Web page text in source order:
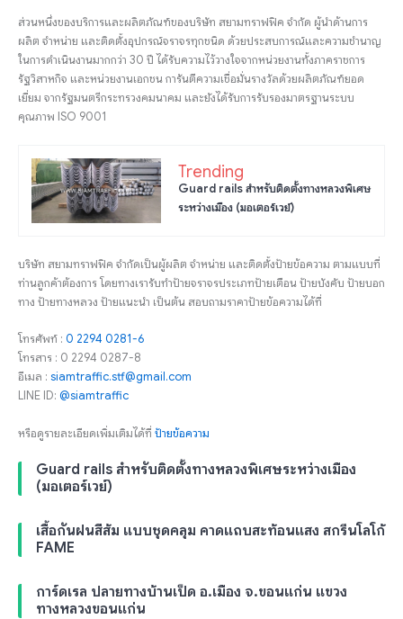
ส่วนหนึ่งของบริการและผลิตภัณฑ์ของบริษัท สยามทราฟฟิค จำกัด ผู้นำด้านการ
ผลิต จำหน่าย และติดตั้งอุปกรณ์จราจรทุกชนิด ด้วยประสบการณ์และความชำนาญ
ในการดำเนินงานมากกว่า 30 ปี ได้รับความไว้วางใจจากหน่วยงานทั้งภาคราชการ
รัฐวิสาหกิจ และหน่วยงานเอกชน การันตีความเชื่อมั่นรางวัลด้วยผลิตภัณฑ์ยอด
เยี่ยม จากรัฐมนตรีกระทรวงคมนาคม และยังได้รับการรับรองมาตรฐานระบบ
คุณภาพ ISO 9001
Trending
Guard rails สำหรับติดตั้งทางหลวงพิเศษ
ระหว่างเมือง (มอเตอร์เวย์)
บริษัท สยามทราฟฟิค จำกัดเป็นผู้ผลิต จำหน่าย และติดตั้งป้ายข้อความ ตามแบบที่
ท่านลูกค้าต้องการ โดยทางเรารับทำป้ายจราจรประเภทป้ายเตือน ป้ายบังคับ ป้ายบอก
ทาง ป้ายทางหลวง ป้ายแนะนำ เป็นต้น สอบถามราคาป้ายข้อความได้ที่
โทรศัพท์ : 0 2294 0281-6
โทรสาร : 0 2294 0287-8
อีเมล : siamtraffic.stf@gmail.com
LINE ID: @siamtraffic
หรือดูรายละเอียดเพิ่มเติมได้ที่ ป้ายข้อความ
Guard rails สำหรับติดตั้งทางหลวงพิเศษระหว่างเมือง
(มอเตอร์เวย์)
เสื้อกันฝนสีส้ม แบบชุดคลุม คาดแถบสะท้อนแสง สกรีนโลโก้
FAME
การ์ดเรล ปลายทางบ้านเป็ด อ.เมือง จ.ขอนแก่น แขวง
ทางหลวงขอนแก่น